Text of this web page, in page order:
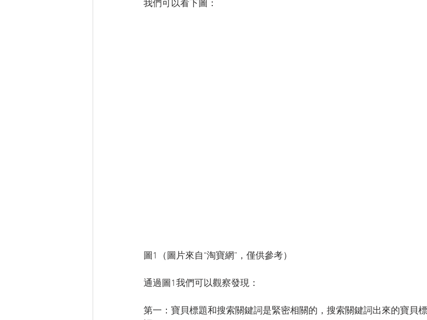
我們可以看下圖：
圖1（圖片來自“淘寶網”，僅供參考）
通過圖1我們可以觀察發現：
第一：寶貝標題和搜索關鍵詞是緊密相關的，搜索關鍵詞出來的寶貝